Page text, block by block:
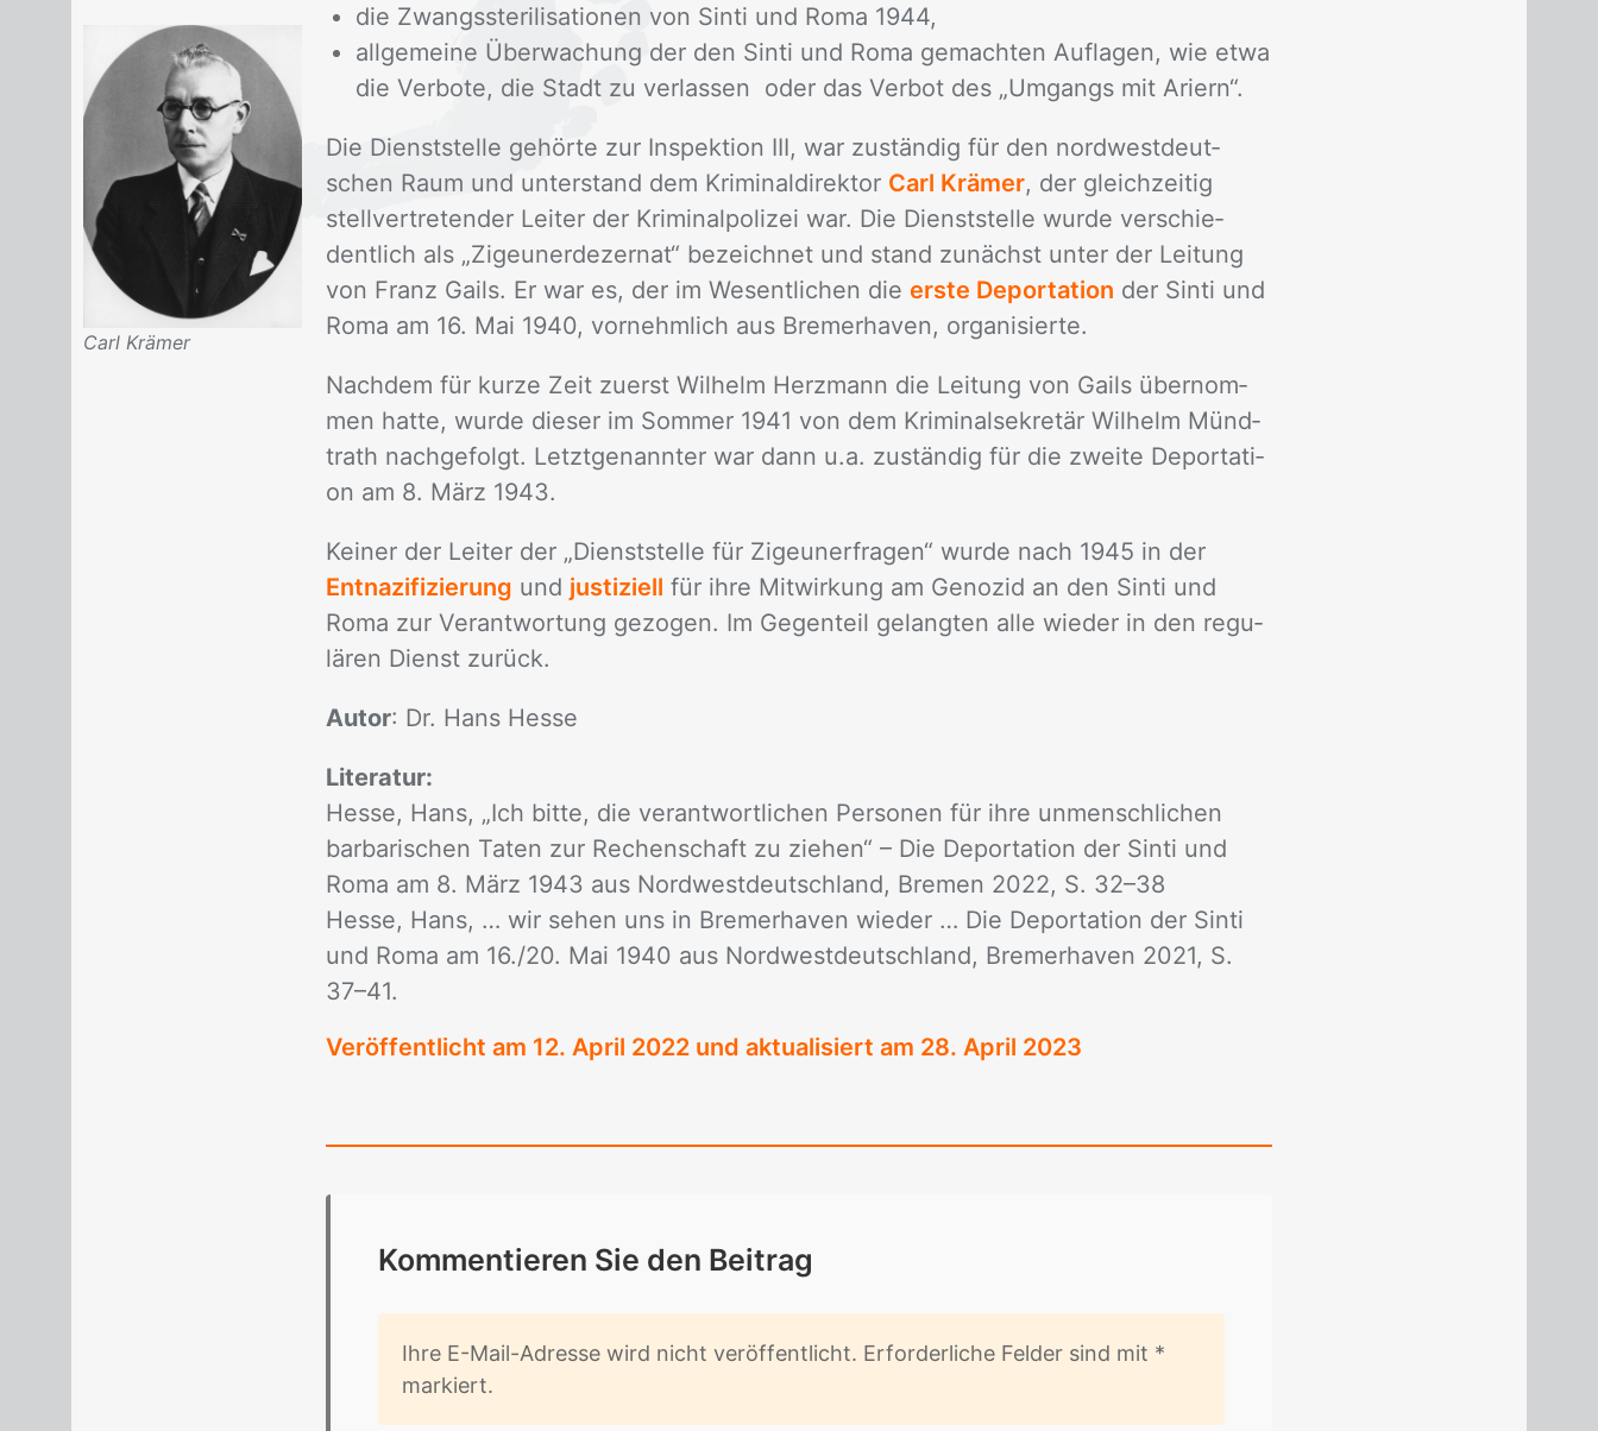
Carl Krämer
die Zwangssterilisationen von Sinti und Roma 1944,
allgemeine Überwachung der den Sinti und Roma gemachten Auflagen, wie etwa
die Verbote, die Stadt zu verlassen oder das Verbot des „Umgangs mit Ariern“.
Die Dienst­stel­le ge­hör­te zur In­spek­ti­on III, war zu­stän­dig für den nord­west­deut­
schen Raum und un­ter­stand dem Kri­mi­nal­di­rek­tor Carl Krämer, der gleich­zei­tig
stell­ver­tre­ten­der Lei­ter der Kri­mi­nal­po­li­zei war. Die Dienst­stel­le wur­de ver­schie­
dent­lich als „Zi­geu­ner­de­zer­nat“ be­zeich­net und stand zu­nächst un­ter der Lei­tung
von Franz Gails. Er war es, der im We­sent­li­chen die erste Deportation der Sin­ti und
Roma am 16. Mai 1940, vor­nehm­lich aus Bre­mer­ha­ven, or­ga­ni­sier­te.
Nach­dem für kur­ze Zeit zu­erst Wil­helm Herz­mann die Lei­tung von Gails über­nom­
men hat­te, wur­de die­ser im Som­mer 1941 von dem Kri­mi­nal­se­kre­tär Wil­helm Münd­
trath nach­ge­folgt. Letzt­ge­nann­ter war dann u.a. zu­stän­dig für die zwei­te De­por­ta­ti­
on am 8. März 1943.
Kei­ner der Lei­ter der „Dienst­stel­le für Zi­geu­ner­fra­gen“ wur­de nach 1945 in der
Entnazifizierung und justiziell für ihre Mit­wir­kung am Ge­no­zid an den Sin­ti und
Roma zur Ver­ant­wor­tung ge­zo­gen. Im Ge­gen­teil ge­lang­ten alle wie­der in den re­gu­
lä­ren Dienst zu­rück.
Autor: Dr. Hans Hes­se
Literatur:
Hes­se, Hans, „Ich bit­te, die ver­ant­wort­li­chen Per­so­nen für ihre un­mensch­li­chen
bar­ba­ri­schen Ta­ten zur Re­chen­schaft zu zie­hen“ – Die De­por­ta­ti­on der Sin­ti und
Roma am 8. März 1943 aus Nord­west­deutsch­land, Bre­men 2022, S. 32–38
Hes­se, Hans, … wir se­hen uns in Bre­mer­ha­ven wie­der … Die De­por­ta­ti­on der Sin­ti
und Roma am 16./​20. Mai 1940 aus Nord­west­deutsch­land, Bre­mer­ha­ven 2021, S.
37–41.
Veröffentlicht am 12. April 2022 und aktualisiert am 28. April 2023
Kom­men­tie­ren Sie den Bei­trag
Ihre E-Mail-Adres­se wird nicht ver­öf­fent­licht. Er­for­der­li­che Fel­der sind mit *
mar­kiert.